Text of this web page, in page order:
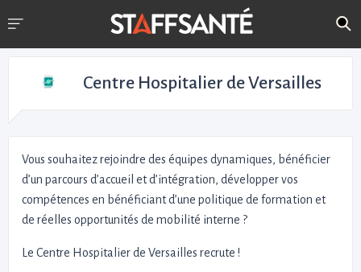
Centre Hospitalier de Versailles
Vous souhaitez rejoindre des équipes dynamiques, bénéficier
d’un parcours d’accueil et d’intégration, développer vos
compétences en bénéficiant d’une politique de formation et
de réelles opportunités de mobilité interne ?
Le Centre Hospitalier de Versailles recrute !